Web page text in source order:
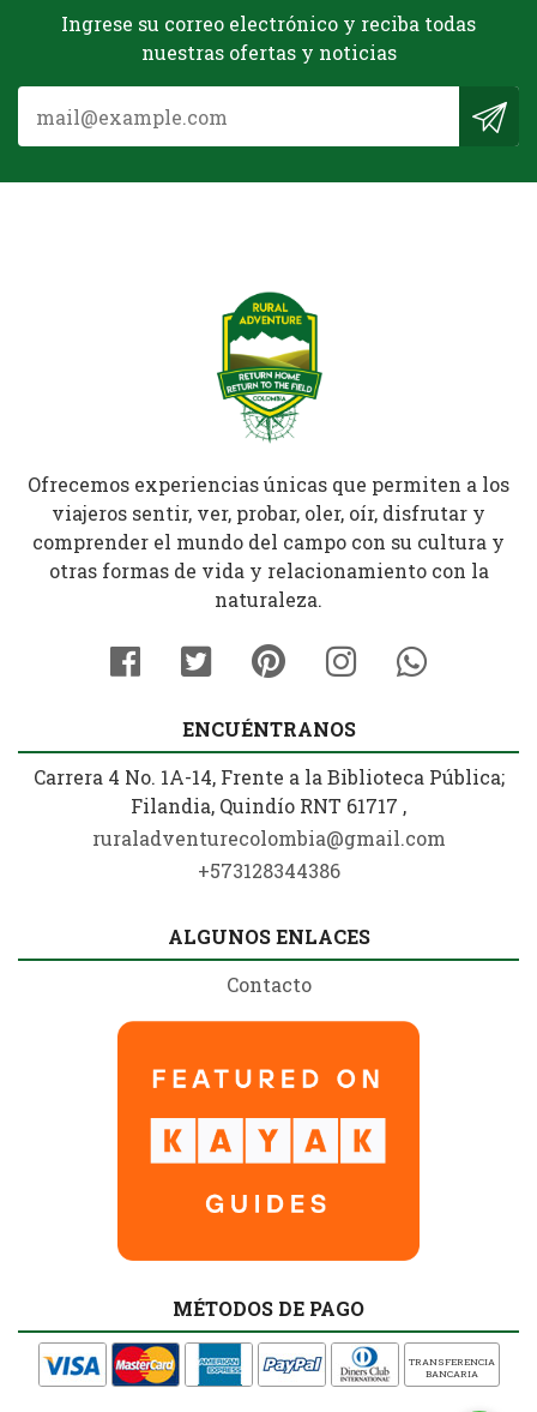
Ingrese su correo electrónico y reciba todas
nuestras ofertas y noticias
Ofrecemos experiencias únicas que permiten a los
viajeros sentir, ver, probar, oler, oír, disfrutar y
comprender el mundo del campo con su cultura y
otras formas de vida y relacionamiento con la
naturaleza.
ENCUÉNTRANOS
Carrera 4 No. 1A-14, Frente a la Biblioteca Pública;
Filandia, Quindío RNT 61717 ,
ruraladventurecolombia@gmail.com
+573128344386
ALGUNOS ENLACES
Contacto
MÉTODOS DE PAGO
TRANSFERENCIA
BANCARIA